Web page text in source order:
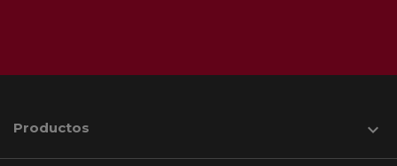
Productos 